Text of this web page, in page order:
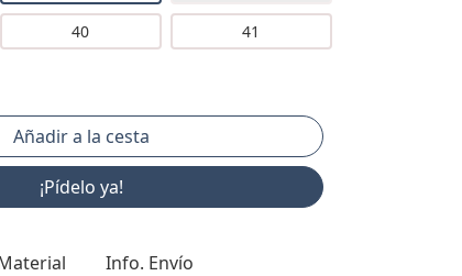
40 41
¡Pídelo ya!
Info. Envío